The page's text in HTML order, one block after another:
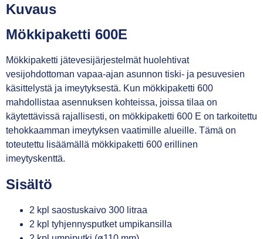
Kuvaus
Mökkipaketti 600E
Mökkipaketti jätevesijärjestelmät huolehtivat
vesijohdottoman vapaa-ajan asunnon tiski- ja pesuvesien
käsittelystä ja imeytyksestä. Kun mökkipaketti 600
mahdollistaa asennuksen kohteissa, joissa tilaa on
käytettävissä rajallisesti, on mökkipaketti 600 E on tarkoitettu
tehokkaamman imeytyksen vaatimille alueille. Tämä on
toteutettu lisäämällä mökkipaketti 600 erillinen
imeytyskenttä.
Sisältö
2 kpl saostuskaivo 300 litraa
2 kpl tyhjennysputket umpikansilla